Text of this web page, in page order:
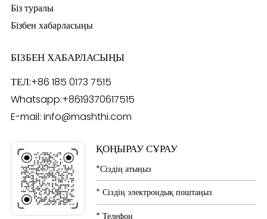
Біз туралы
Бізбен хабарласыңы
БІЗБЕН ХАБАРЛАСЫҢЫ
ТЕЛ:+86 185 0173 7515
Whatsapp:+8619370617515
E-mail: info@mashthi.com
ҚОҢЫРАУ СҰРАУ